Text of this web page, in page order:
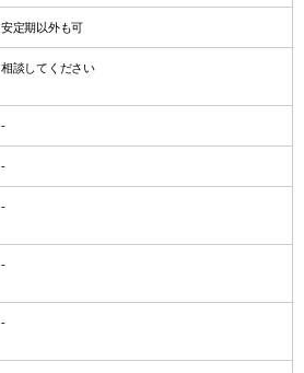
安定期以外も可
相談してください
-
-
-
-
-